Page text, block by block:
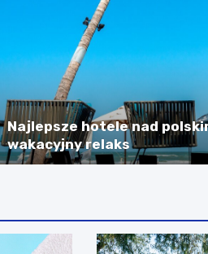
Najlepsze hotele nad
wakacyjny relaks